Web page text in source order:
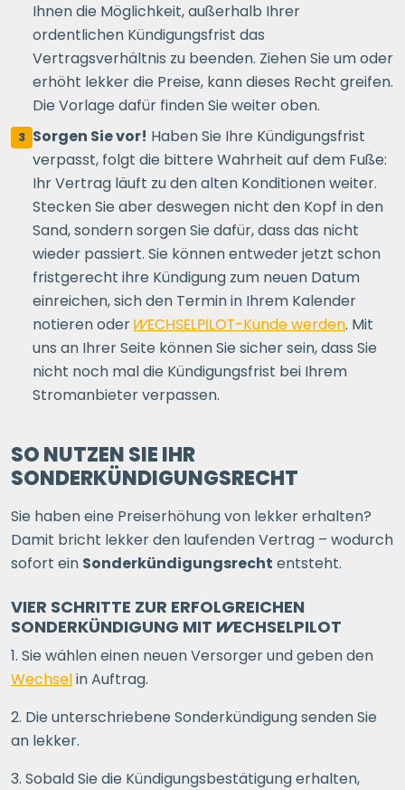
Ihnen die Möglichkeit, außerhalb Ihrer
ordentlichen Kündigungsfrist das
Vertragsverhältnis zu beenden. Ziehen Sie um oder
erhöht lekker die Preise, kann dieses Recht greifen.
Die Vorlage dafür finden Sie weiter oben.
3 Sorgen Sie vor! Haben Sie Ihre Kündigungsfrist
verpasst, folgt die bittere Wahrheit auf dem Fuße:
Ihr Vertrag läuft zu den alten Konditionen weiter.
Stecken Sie aber deswegen nicht den Kopf in den
Sand, sondern sorgen Sie dafür, dass das nicht
wieder passiert. Sie können entweder jetzt schon
fristgerecht ihre Kündigung zum neuen Datum
einreichen, sich den Termin in Ihrem Kalender
notieren oderWECHSELPILOT-Kunde werden. Mit
uns an Ihrer Seite können Sie sicher sein, dass Sie
nicht noch mal die Kündigungsfrist bei Ihrem
Stromanbieter verpassen.
SO NUTZEN SIE IHR
SONDERKÜNDIGUNGSRECHT
Sie haben eine Preiserhöhung von lekker erhalten?
Damit bricht lekker den laufenden Vertrag – wodurch
sofort ein Sonderkündigungsrecht entsteht.
VIER SCHRITTE ZUR ERFOLGREICHEN
SONDERKÜNDIGUNG MIT WECHSELPILOT
1. Sie wählen einen neuen Versorger und geben den
Wechselin Auftrag.
2. Die unterschriebene Sonderkündigung senden Sie
an lekker.
3. Sobald Sie die Kündigungsbestätigung erhalten,